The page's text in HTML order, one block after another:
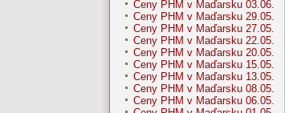
Ceny PHM v Maďarsku 03.06.
Ceny PHM v Maďarsku 29.05.
Ceny PHM v Maďarsku 27.05.
Ceny PHM v Maďarsku 22.05.
Ceny PHM v Maďarsku 20.05.
Ceny PHM v Maďarsku 15.05.
Ceny PHM v Maďarsku 13.05.
Ceny PHM v Maďarsku 08.05.
Ceny PHM v Maďarsku 06.05.